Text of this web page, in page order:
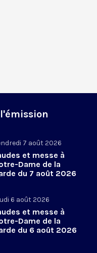
7 août 2026
et messe à
Dame de la
du 7 août 2026
6 août 2026
et messe à
Dame de la
du 6 août 2026